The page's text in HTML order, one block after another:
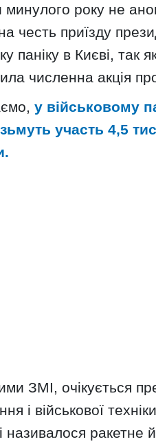
року не
честь приїзду
паніку в Києві, так
численна акція
у військовому
участь 4,5
ЗМІ, очікується
і військової
називалося ракетне